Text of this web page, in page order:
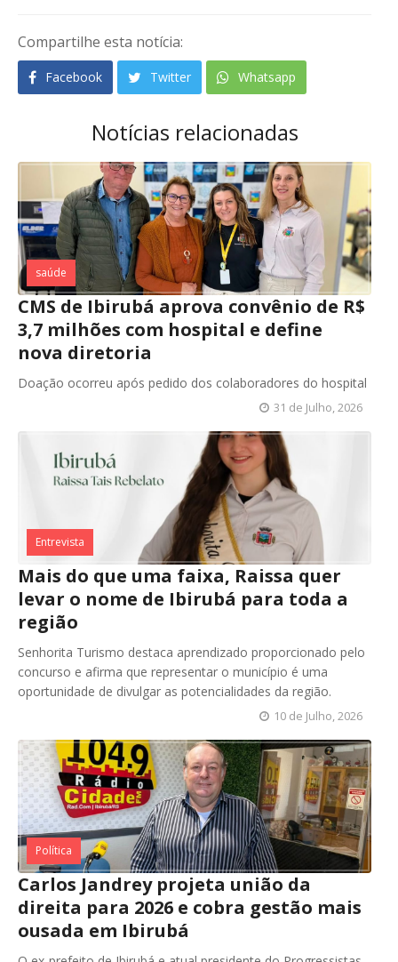
Compartilhe esta notícia:
Facebook Twitter Whatsapp
Notícias relacionadas
saúde
CMS de Ibirubá aprova convênio de R$
3,7 milhões com hospital e define
nova diretoria
Doação ocorreu após pedido dos colaboradores do hospital
31 de Julho, 2026
Entrevista
Mais do que uma faixa, Raissa quer
levar o nome de Ibirubá para toda a
região
Senhorita Turismo destaca aprendizado proporcionado pelo
concurso e afirma que representar o município é uma
oportunidade de divulgar as potencialidades da região.
10 de Julho, 2026
Política
Carlos Jandrey projeta união da
direita para 2026 e cobra gestão mais
ousada em Ibirubá